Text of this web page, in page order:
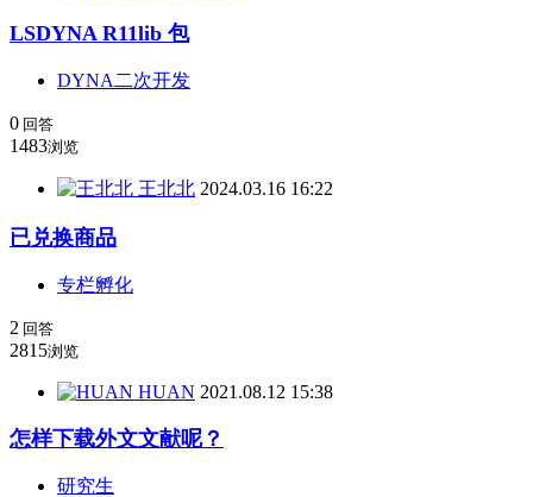
LSDYNA R11lib 包
DYNA二次开发
0 回答
1483浏览
王北北 2024.03.16 16:22
已兑换商品
专栏孵化
2 回答
2815浏览
HUAN 2021.08.12 15:38
怎样下载外文文献呢？
研究生